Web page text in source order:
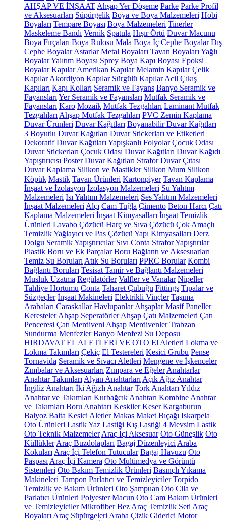
AHŞAP VE İNŞAAT Ahşap Yer Döşeme Parke Parke Profil
ve Aksesuarları Süpürgelik Boya ve Boya Malzemeleri Hobi
Boyaları Tempare Boyası Boya Malzemeleri Tinerler
Maskeleme Bandı Vernik Spatula Hışır Örtü Duvar Macunu
Boya Fırçaları Boya Rulosu Mala Boya İç Cephe Boyalar Dış
Cephe Boyalar Astarlar Metal Boyaları Tavan Boyaları Yağlı
BoyalarYalıtım Boyası Sprey Boya Kapı Boyası Epoksi
Boyalar Kapılar Amerikan Kapılar Melamin Kapılar Çelik
Kapılar Akordiyon Kapılar Sürgülü Kapılar Acil Çıkış
Kapıları Kapı Kolları Seramik ve Fayans Banyo Seramik ve
Fayansları Yer Seramik ve Fayansları Mutfak Seramik ve
Fayansları Karo Mozaik Mutfak Tezgahları Laminant Mutfak
Tezgahları Ahşap Mutfak Tezgahları PVC Zemin Kaplama
Duvar Ürünleri Duvar Kağıtları Boyanabilir Duvar Kağıtları
3 Boyutlu Duvar Kağıtları Duvar Stickerları ve Etiketleri
Dekoratif Duvar Kağıtları Yapışkanlı Folyolar Çocuk Odası
Duvar Stickerları Çocuk Odası Duvar Kağıtları Duvar Kağıdı
Yapıştırıcısı Poster Duvar Kağıtları Strafor Duvar Çıtası
Duvar Kaplama Silikon ve Mastikler Silikon Mum Silikon
Köpük Mastik Tavan Ürünleri Kartonpiyer Tavan Kaplama
İnşaat ve İzolasyon İzolasyon Malzemeleri Su Yalıtım
Malzemeleri Isı Yalıtım Malzemeleri Ses Yalıtım Malzemeleri
İnşaat Malzemeleri Alçı Cam Tuğla Çimento Beton Harcı Çatı
Kaplama Malzemeleri İnşaat Kimyasalları İnşaat Temizlik
Ürünleri Lavabo Çözücü Harç ve Sıva Çözücü Çok Amaçlı
TemizlikYağlayıcı ve Pas Çözücü Yapı Kimyasalları Derz
Dolgu Seramik Yapıştırıcılar Sıvı Conta Strafor Yapıştırılar
Plastik Boru ve Ek Parçalar Boru Bağlantı ve Aksesuarları
Temiz Su Boruları Atık Su Boruları PPRC Borular Kombi
Bağlantı Boruları Tesisat Tamir ve Bağlantı Malzemeleri
Musluk Uzatma Regülatörler Valfler ve Vanalar Nipeller
Tahliye Hortumu Conta Taharet Çubuğu Fittings Tıpalar ve
Süzgeçler İnşaat Makineleri Elektrikli Vinçler Taşıma
Arabaları Caraskallar Havlupanlar Ahşaplar Masif Paneller
Keresteler Ahşap Seperatörler Ahşap Çatı Malzemeleri Çatı
Penceresi Çatı Merdiveni Ahşap Merdivenler Trabzan
Sundurma Menfezler Banyo Menfezi Su Deposu
HIRDAVAT EL ALETLERİ VE OTO El Aletleri Lokma ve
Lokma Takımları Çekiç El Testereleri Kesici Grubu Pense
Tornavida Seramik ve Sıvacı Aletleri Mengene ve İşkenceler
Zımbalar ve Aksesuarları Zımpara ve Eğeler Anahtarlar
Anahtar Takımları Alyan Anahtarları Açık Ağız Anahtar
İngiliz Anahtarı İki Ağızlı Anahtar Tork Anahtarı Yıldız
Anahtar ve Takımları Kurbağcık Anahtarı Kombine Anahtar
ve Takımları Boru Anahtarı Keskiler Keser Kargaburun
Balyoz Balta Kesici Aletler Makas Maket Bıçağı Iskarpela
Oto Ürünleri LastikYaz Lastiği Kış Lastiği 4 Mevsim Lastik
Oto Teknik Malzemeler Araç İçi Aksesuar Oto Güneşlik Oto
Küllükler Araç Buzdolapları Bagaj Düzenleyici Araba
Kokuları Araç İçi Telefon Tutucular Bagaj Havuzu Oto
Paspası Araç İçi Kamera Oto Multimedya ve Görüntü
Sistemleri Oto Bakım Temizlik Ürünleri Basınçlı Yıkama
Makineleri Tampon Parlatıcı ve Temizleyiciler Torpido
Temizlik ve Bakım Ürünleri Oto Şampuan Oto Cila ve
Parlatıcı Ürünleri Polyester Macun Oto Cam Bakım Ürünleri
ve Temizleyiciler Mikrofiber Bez Araç Temizlik Seti Araç
Boyaları Araç Süpürgeleri Araba Çizik Giderici Motor